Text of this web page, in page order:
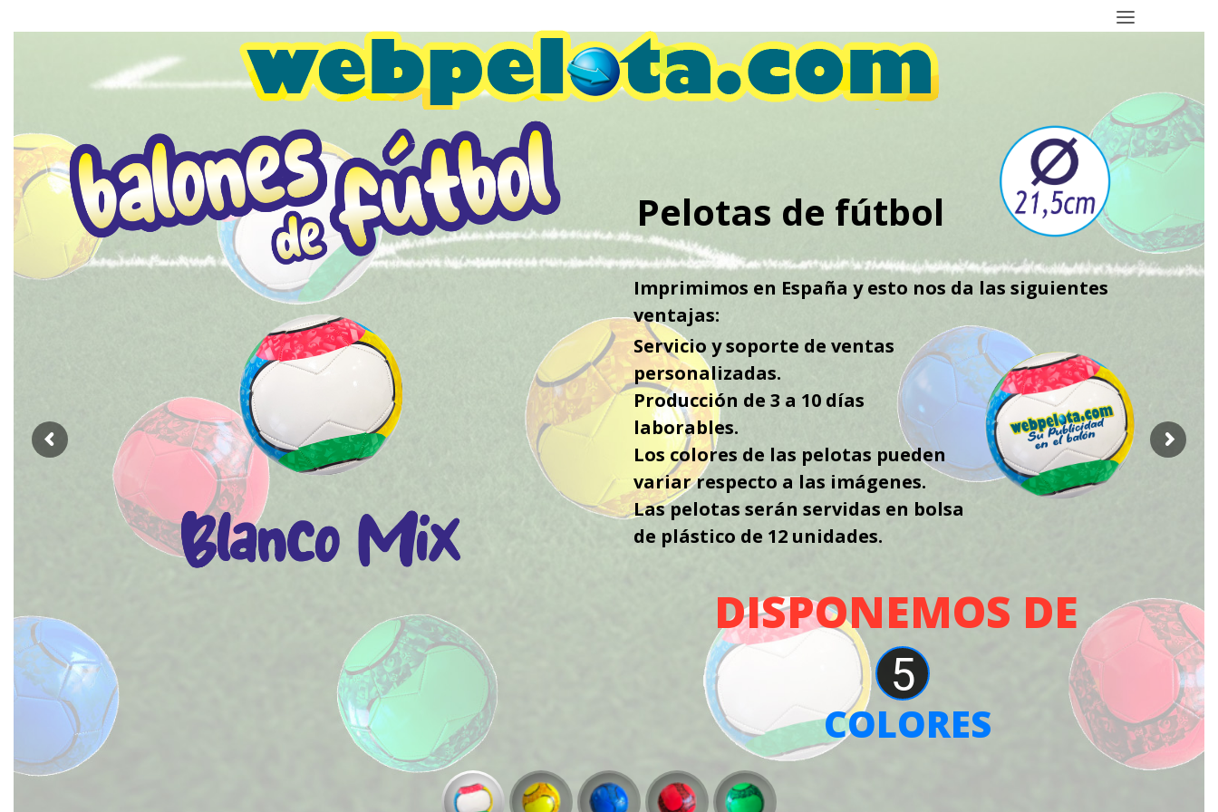
5
Pelotas de fútbol
Imprimimos en España y esto nos da las siguientes
ventajas:
Servicio y soporte de ventas
personalizadas.
Producción de 3 a 10 días
laborables.
Los colores de las pelotas pueden
variar respecto a las imágenes.
Las pelotas serán servidas en bolsa
de plástico de 12 unidades.
DISPONEMOS DE
COLORES